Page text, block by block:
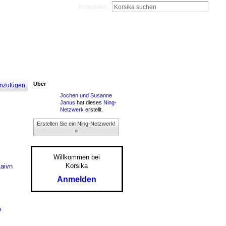
Über
Jochen und Susanne
Janus hat dieses Ning-
Netzwerk erstellt.
Erstellen Sie ein Ning-Netzwerk!
»
Willkommen bei
Korsika
Anmelden